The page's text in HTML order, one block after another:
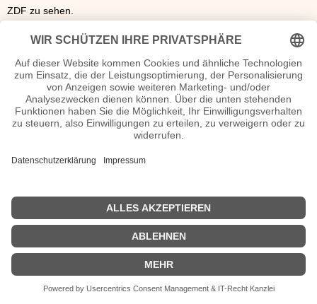
ZDF zu sehen.
Géraldine Raths Seiten, Kurzbio, Familie, verheiratet, Herkunft etc.
n.n.v. - Die offizielle Géraldine Raths Homepage / Facebook / X /
Instagram Seite
Movies Géraldine Raths Filme
|Impressum| Kurzbio | Vita | Herkunft |